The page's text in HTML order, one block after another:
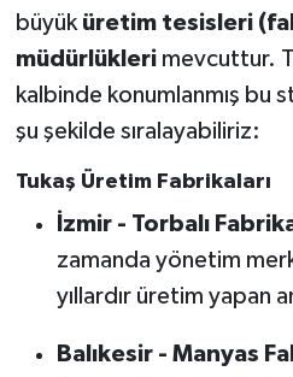
büyük üretim tesisleri
müdürlüklerimevcuttur.
kalbinde konumlanmış bu
şu şekilde sıralayabiliriz:
Tukaş Üretim Fabrikaları
İzmir - Torbalı
zamanda yönetim
yıllardır üretim yapan
Balıkesir - Manyas